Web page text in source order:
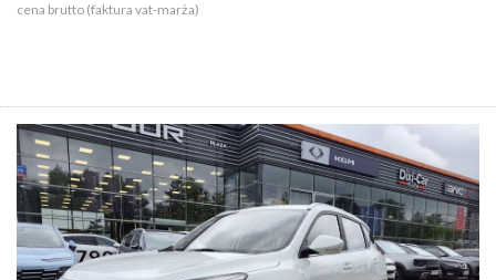
cena brutto (faktura vat-marża)